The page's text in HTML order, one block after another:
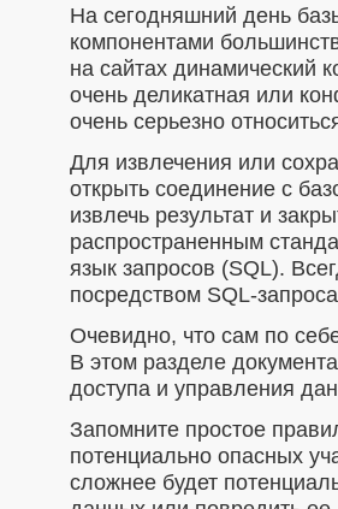
На сегодняшний день
компонентами
на сайтах динамический
очень деликатная или
очень серьезно
Для извлечения или
открыть соединение с
извлечь результат и
распространенным
язык запросов (SQL).
посредством SQL-запроса
Очевидно, что сам по
В этом разделе
доступа и управления
Запомните простое
потенциально опасных
сложнее будет